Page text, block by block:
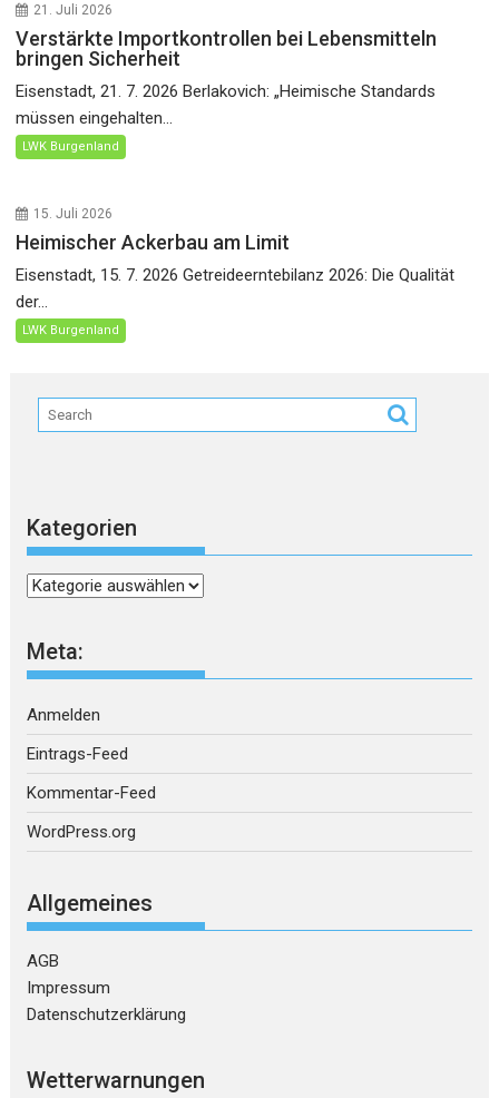
21. Juli 2026
Verstärkte Importkontrollen bei Lebensmitteln
bringen Sicherheit
Eisenstadt, 21. 7. 2026 Berlakovich: „Heimische Standards
müssen eingehalten...
LWK Burgenland
15. Juli 2026
Heimischer Ackerbau am Limit
Eisenstadt, 15. 7. 2026 Getreideerntebilanz 2026: Die Qualität
der...
LWK Burgenland
Kategorien
Kategorien
Meta:
Anmelden
Eintrags-Feed
Kommentar-Feed
WordPress.org
Allgemeines
AGB
Impressum
Datenschutzerklärung
Wetterwarnungen